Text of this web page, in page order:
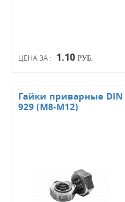
ЦЕНА ЗА : 1.10 РУБ.
Гайки приварные DIN
929 (М8-М12)